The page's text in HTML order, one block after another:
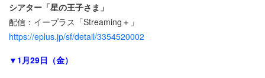
シアター「星の王子さま」
配信：イープラス「Streaming＋」
https://eplus.jp/sf/detail/3354520002
▼1月29日（金）